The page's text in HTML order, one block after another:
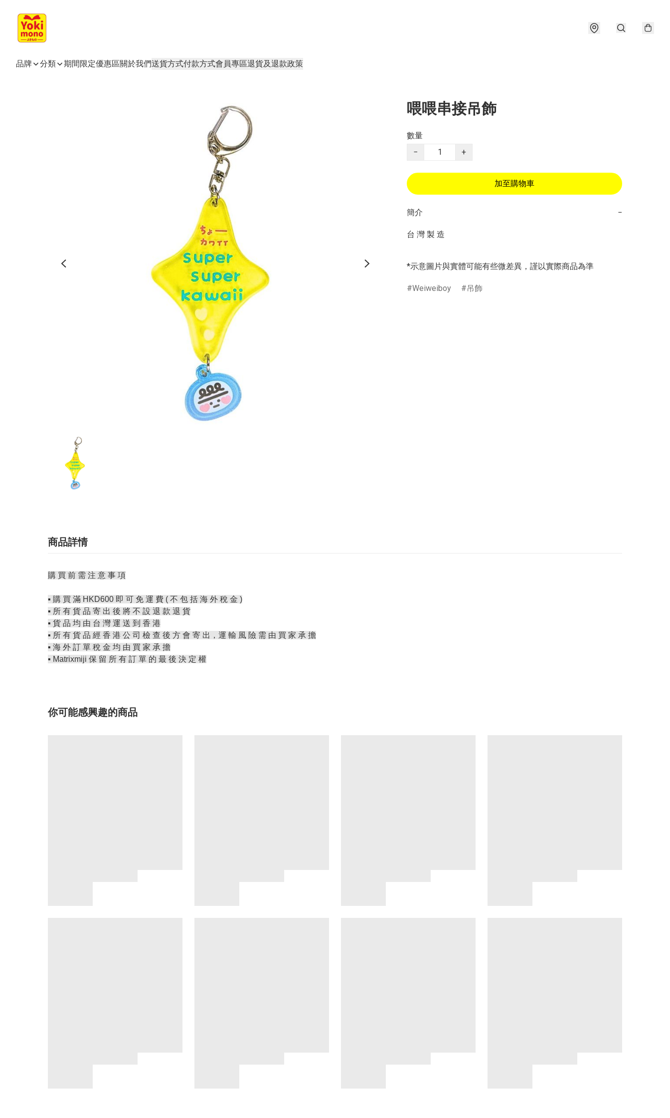
品牌 分類 期間限定優惠區關於我們送貨方式付款方式會員專區退貨及退款政策
喂喂串接吊飾
數量
−
+
加至購物車
簡介 −
台 灣 製 造
*示意圖片與實體可能有些微差異，謹以實際商品為準
Weiweiboy 吊飾
商品詳情
購 買 前 需 注 意 事 項
▪️ 購 買 滿 HKD600 即 可 免 運 費 ( 不 包 括 海 外 稅 金 )
▪️ 所 有 貨 品 寄 出 後 將 不 設 退 款 退 貨
▪️ 貨 品 均 由 台 灣 運 送 到 香 港
▪️ 所 有 貨 品 經 香 港 公 司 檢 查 後 方 會 寄 出，運 輸 風 險 需 由 買 家 承 擔
▪️ 海 外 訂 單 稅 金 均 由 買 家 承 擔
▪️ Matrixmiji 保 留 所 有 訂 單 的 最 後 決 定 權
你可能感興趣的商品